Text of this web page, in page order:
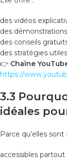
des vidéos
des démonstrations
des conseils
des stratégies
👉 Chaîne
https://
3.3
idéales
Parce qu’elles sont :
accessibles partout